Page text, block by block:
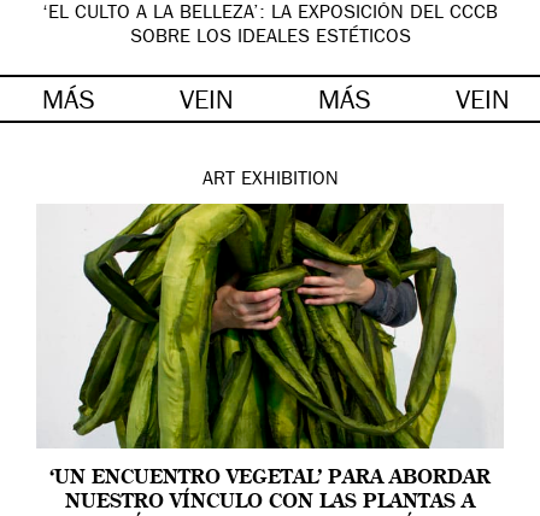
‘EL CULTO A LA BELLEZA’: LA EXPOSICIÓN DEL CCCB
SOBRE LOS IDEALES ESTÉTICOS
MÁS VEIN MÁS VEIN
ART EXHIBITION
‘UN ENCUENTRO VEGETAL’ PARA ABORDAR
NUESTRO VÍNCULO CON LAS PLANTAS A